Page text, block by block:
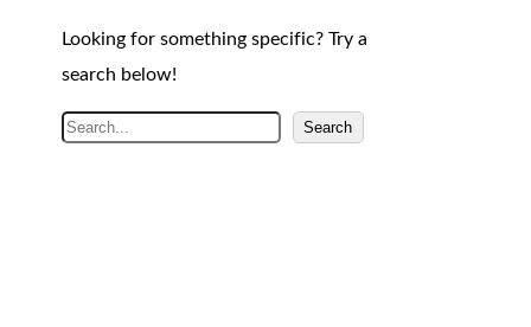
Looking for something specific? Try a
search below!
A
Search